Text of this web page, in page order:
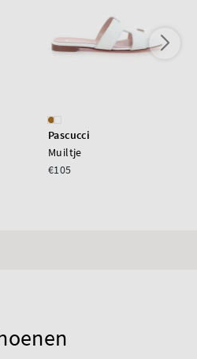
Pascucci
Muiltje
€105